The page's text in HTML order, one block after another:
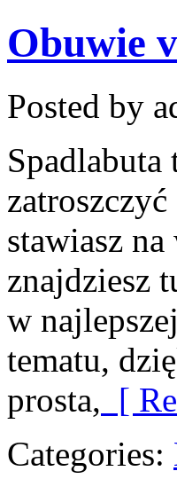
Obuwie
Posted by
Spadlabuta
stawiasz
znajdziesz
w
tematu,
prosta, [
Categories: